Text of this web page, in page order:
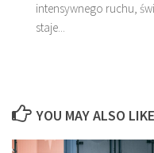
intensywnego ruchu,
staje...
YOU MAY ALSO